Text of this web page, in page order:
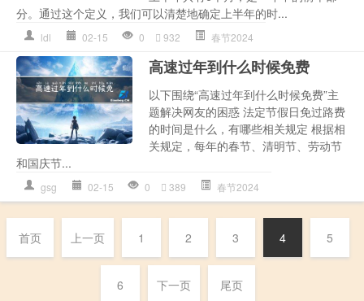
分。通过这个定义，我们可以清楚地确定上半年的时...
ldl 02-15 0 932 春节2024
高速过年到什么时候免费
以下围绕“高速过年到什么时候免费”主
题解决网友的困惑 法定节假日免过路费
的时间是什么，有哪些相关规定 根据相
关规定，每年的春节、清明节、劳动节
和国庆节...
gsg 02-15 0 389 春节2024
首页 上一页 1 2 3 4 5
6 下一页 尾页